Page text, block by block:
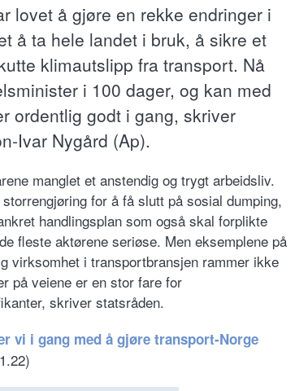
lovet å gjøre en rekke endringer i
å ta hele landet i bruk, å sikre et
klimautslipp fra transport. Nå
i 100 dager, og kan med
ordentlig godt i gang, skriver
Ivar Nygård (Ap).
manglet et anstendig og trygt arbeidsliv.
for å få slutt på sosial dumping,
handlingsplan som også skal forplikte
fleste aktørene seriøse. Men eksemplene på
virksomhet i transportbransjen rammer ikke
på veiene er en stor fare for
skriver statsråden.
vi i gang med å gjøre transport-Norge